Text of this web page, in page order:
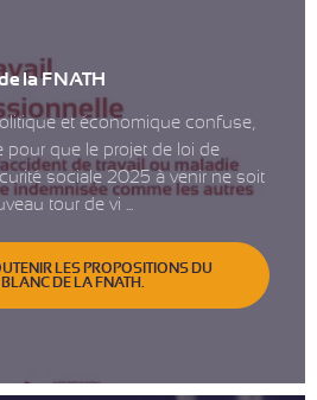
la FNATH
et économique confuse,
pour que le projet de loi de
sociale 2025 à venir ne soit
tour de vi ...
LES PROPOSITIONS DU
DE LA FNATH.